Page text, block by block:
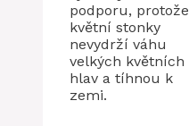
podporu, protože
květní stonky
nevydrží váhu
velkých květních
hlav a tíhnou k
zemi.